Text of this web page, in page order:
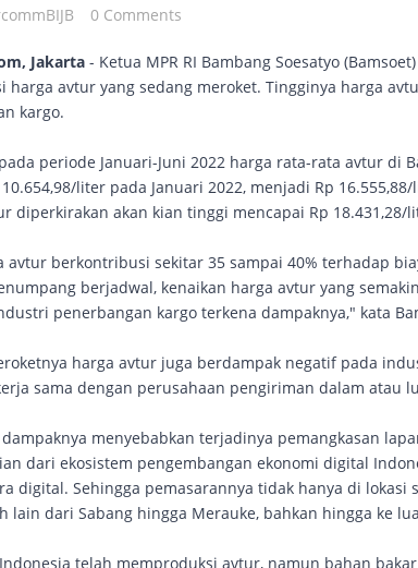
0 Comments
Jakarta - Ketua MPR RI Bambang Soesatyo
harga avtur yang sedang meroket. Tingginya harga
kargo.
periode Januari-Juni 2022 harga rata-rata avtur di
10.654,98/liter pada Januari 2022, menjadi Rp
diperkirakan akan kian tinggi mencapai Rp 18.431,28/
avtur berkontribusi sekitar 35 sampai 40% terhadap
berjadwal, kenaikan harga avtur yang
penerbangan kargo terkena dampaknya," kata
harga avtur juga berdampak negatif pada
sama dengan perusahaan pengiriman dalam atau
dampaknya menyebabkan terjadinya pemangkasan
dari ekosistem pengembangan ekonomi digital
digital. Sehingga pemasarannya tidak hanya di
lain dari Sabang hingga Merauke, bahkan hingga ke
telah memproduksi avtur, namun bahan